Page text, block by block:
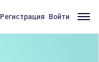
Меню
Регистрация Войти